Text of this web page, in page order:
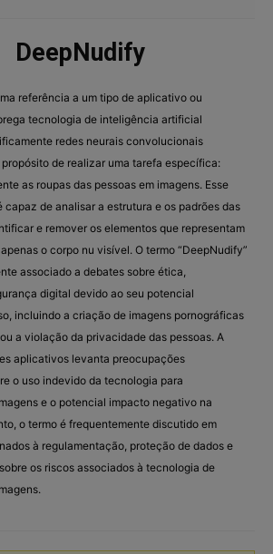
DeepNudify
referência a um tipo de aplicativo ou
tecnologia de inteligência artificial
redes neurais convolucionais
de realizar uma tarefa específica:
as roupas das pessoas em imagens. Esse
capaz de analisar a estrutura e os padrões das
e remover os elementos que representam
o corpo nu visível. O termo “DeepNudify”
associado a debates sobre ética,
digital devido ao seu potencial
incluindo a criação de imagens pornográficas
a violação da privacidade das pessoas. A
aplicativos levanta preocupações
o uso indevido da tecnologia para
e o potencial impacto negativo na
o termo é frequentemente discutido em
à regulamentação, proteção de dados e
os riscos associados à tecnologia de